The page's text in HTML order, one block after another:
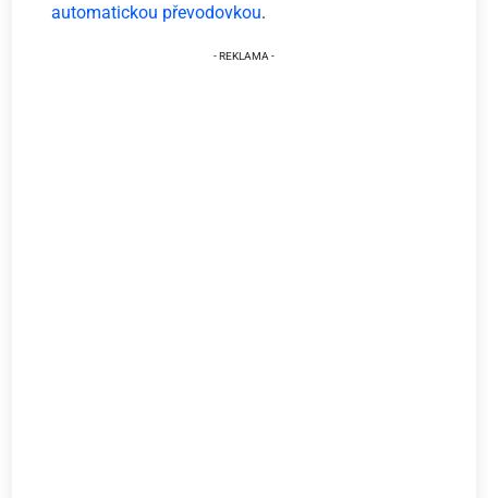
automatickou převodovkou.